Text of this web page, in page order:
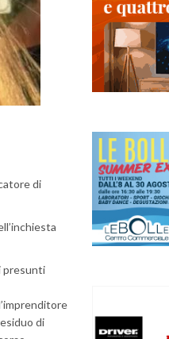
di
presunti
di